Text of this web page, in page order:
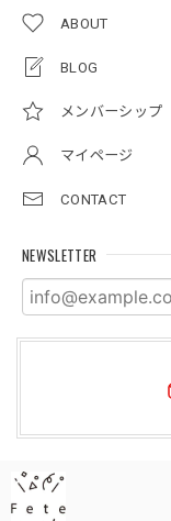
ABOUT
BLOG
メンバーシップ
マイページ
CONTACT
NEWSLETTER